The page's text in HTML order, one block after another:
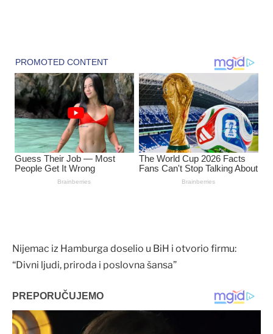
Nijemac iz Hamburga doselio u BiH i otvorio firmu:
“Divni ljudi, priroda i poslovna šansa”